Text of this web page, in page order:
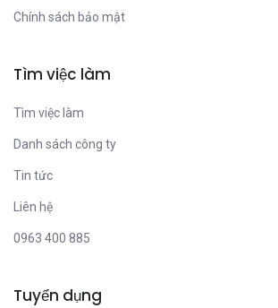
Chính sách bảo mật
Tìm việc làm
Tìm việc làm
Danh sách công ty
Tin tức
Liên hệ
0963 400 885
Tuyển dụng